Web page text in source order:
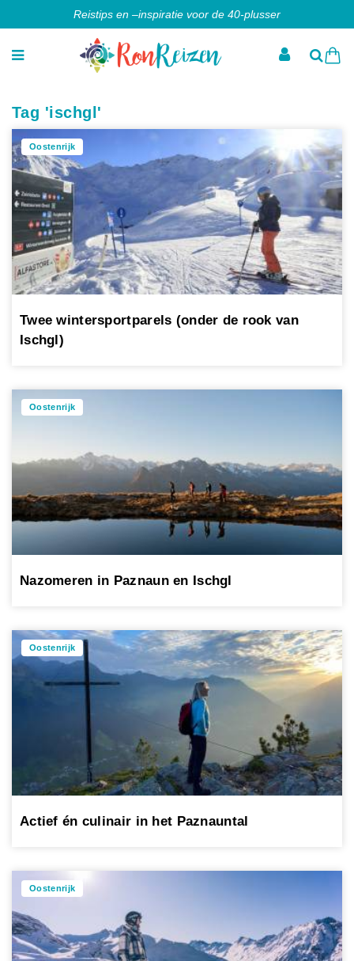
Reistips en –inspiratie voor de 40-plusser
Tag 'ischgl'
Oostenrijk
Twee wintersportparels (onder de rook van
Ischgl)
Oostenrijk
Nazomeren in Paznaun en Ischgl
Oostenrijk
Actief én culinair in het Paznauntal
Oostenrijk